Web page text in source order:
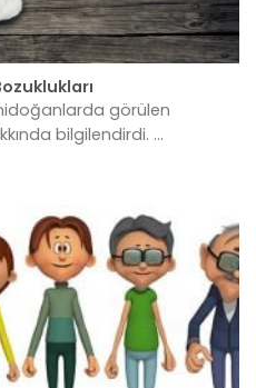
görülen
bilgilendirdi. ...